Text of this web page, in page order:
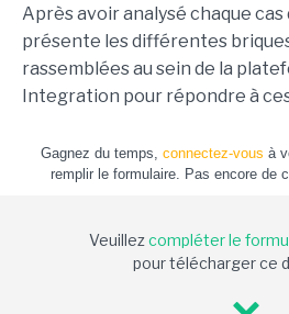
Après avoir analysé chaque
présente les différentes
rassemblées au sein de la
Integration pour répondre à
Gagnez du temps, connectez-vous à
remplir le formulaire. Pas encore de
Veuillezcompléter le
pour télécharger ce